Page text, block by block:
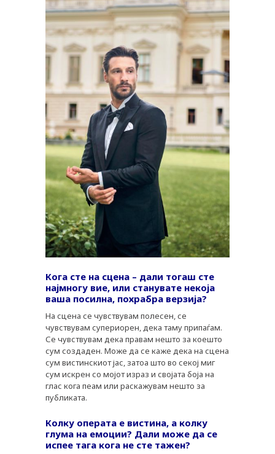
PLUSPHARMA
АПТЕКИ
ПРЕПОРАКИ
СОВЕТИ
СПИСАНИЕ
Кога сте на сцена – дали тогаш сте
најмногу вие, или станувате некоја
ваша посилна, похрабра верзија?
На сцена се чувствувам полесен, се
чувствувам супериорен, дека таму припаѓам.
Се чувствувам дека правам нешто за коешто
сум создаден. Може да се каже дека на сцена
сум вистинскиот јас, затоа што во секој миг
сум искрен со мојот израз и својата боја на
глас кога пеам или раскажувам нешто за
публиката.
Колку операта е вистина, а колку
глума на емоции? Дали може да се
испее тага кога не сте тажен?